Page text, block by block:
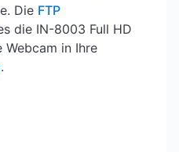
Die FTP
die IN-8003 Full HD
in Ihre
.